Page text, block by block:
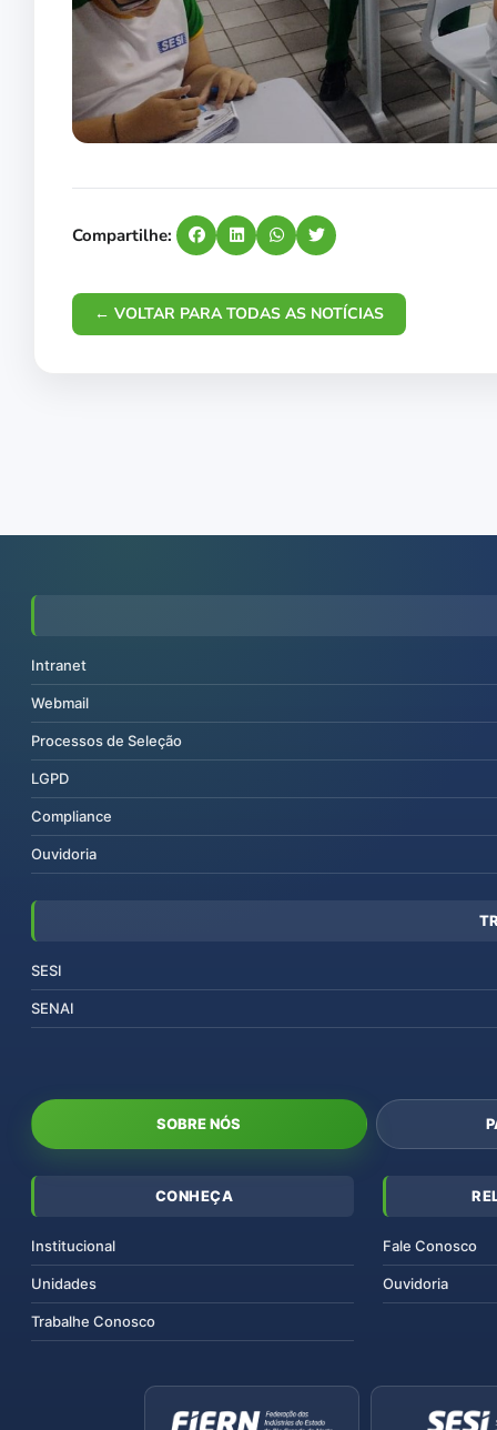
Compartilhe:
← VOLTAR PARA TODAS AS NOTÍCIAS
Intranet
Webmail
Processos de Seleção
LGPD
Compliance
Ouvidoria
SESI
SENAI
SOBRE NÓS
CONHEÇA
Institucional
Unidades
Trabalhe Conosco
Fale Conosco
Ouvidoria